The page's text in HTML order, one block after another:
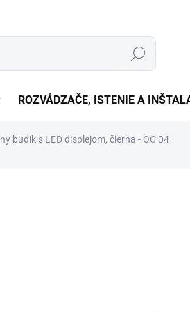
Hľadať
ROZVÁDZAČE, ISTENIE A
budík s LED displejom, čierna - OC 04